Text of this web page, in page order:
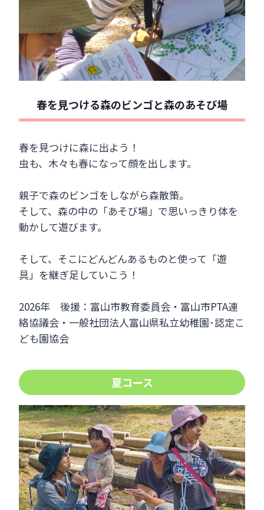
春を見つける森のビンゴと森のあそび場
春を見つけに森に出よう！
虫も、木々も春になって顔を出します。
親子で森のビンゴをしながら森散策。
そして、森の中の「あそび場」で思いっきり体を
動かして遊びます。
そして、そこにどんどんあるものと使って「遊
具」を継ぎ足していこう！
2026年 後援：富山市教育委員会・富山市PTA連
絡協議会・一般社団法人富山県私立幼稚園･認定こ
ども園協会
夏コース